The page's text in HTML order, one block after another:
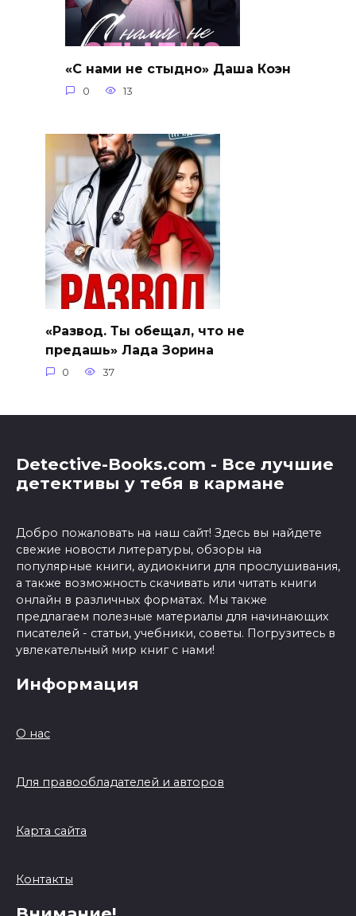
«С нами не стыдно» Даша Коэн
0 13
«Развод. Ты обещал, что не
предашь» Лада Зорина
0 37
Detective-Books.com - Все лучшие
детективы у тебя в кармане
Добро пожаловать на наш сайт! Здесь вы найдете
свежие новости литературы, обзоры на
популярные книги, аудиокниги для прослушивания,
а также возможность скачивать или читать книги
онлайн в различных форматах. Мы также
предлагаем полезные материалы для начинающих
писателей - статьи, учебники, советы. Погрузитесь в
увлекательный мир книг с нами!
Информация
О нас
Для правообладателей и авторов
Карта сайта
Контакты